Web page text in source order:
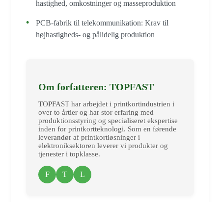
hastighed, omkostninger og masseproduktion
PCB-fabrik til telekommunikation: Krav til
højhastigheds- og pålidelig produktion
Om forfatteren: TOPFAST
TOPFAST har arbejdet i printkortindustrien i
over to årtier og har stor erfaring med
produktionsstyring og specialiseret ekspertise
inden for printkortteknologi. Som en førende
leverandør af printkortløsninger i
elektroniksektoren leverer vi produkter og
tjenester i topklasse.
F T L